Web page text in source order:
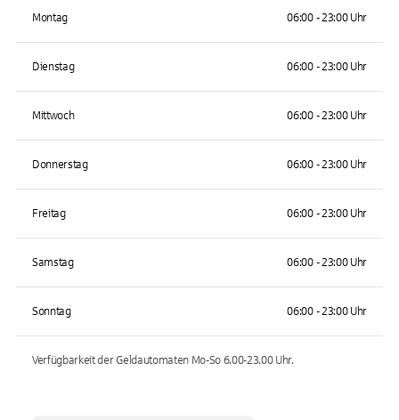
Montag 06:00 - 23:00 Uhr
Dienstag 06:00 - 23:00 Uhr
Mittwoch 06:00 - 23:00 Uhr
Donnerstag 06:00 - 23:00 Uhr
Freitag 06:00 - 23:00 Uhr
Samstag 06:00 - 23:00 Uhr
Sonntag 06:00 - 23:00 Uhr
Verfügbarkeit der Geldautomaten Mo-So 6.00-23.00Uhr.